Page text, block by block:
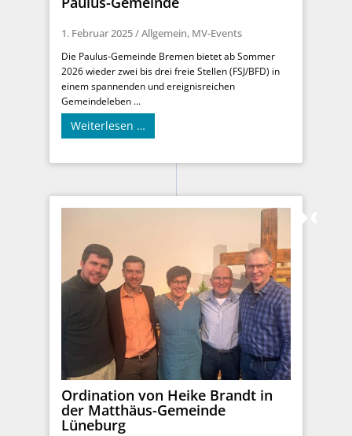
1. Februar 2025/Allgemein, MV-Events
Die Paulus-Gemeinde Bremen bietet ab Sommer
2026 wieder zwei bis drei freie Stellen (FSJ/BFD) in
einem spannenden und ereignisreichen
Gemeindeleben ...
Weiterlesen …
Ordination von Heike Brandt in
der Matthäus-Gemeinde
Lüneburg